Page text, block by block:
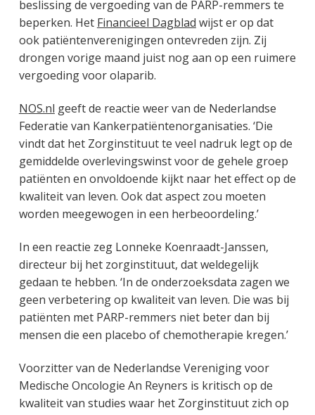
beslissing de vergoeding van de PARP-remmers te
beperken. Het Financieel Dagblad wijst er op dat
ook patiëntenverenigingen ontevreden zijn. Zij
drongen vorige maand juist nog aan op een ruimere
vergoeding voor olaparib.
NOS.nl geeft de reactie weer van de Nederlandse
Federatie van Kankerpatiëntenorganisaties. ‘Die
vindt dat het Zorginstituut te veel nadruk legt op de
gemiddelde overlevingswinst voor de gehele groep
patiënten en onvoldoende kijkt naar het effect op de
kwaliteit van leven. Ook dat aspect zou moeten
worden meegewogen in een herbeoordeling.’
In een reactie zeg Lonneke Koenraadt-Janssen,
directeur bij het zorginstituut, dat weldegelijk
gedaan te hebben. ‘In de onderzoeksdata zagen we
geen verbetering op kwaliteit van leven. Die was bij
patiënten met PARP-remmers niet beter dan bij
mensen die een placebo of chemotherapie kregen.’
Voorzitter van de Nederlandse Vereniging voor
Medische Oncologie An Reyners is kritisch op de
kwaliteit van studies waar het Zorginstituut zich op